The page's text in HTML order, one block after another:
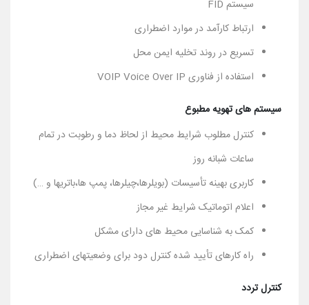
سیستم FID
ارتباط کارآمد در موارد اضطراری
تسریع در روند تخلیه ایمن محل
استفاده از فناوری VOIP Voice Over IP
سیستم های تهویه مطبوع
کنترل مطلوب شرایط محیط از لحاظ دما و رطوبت در تمام
ساعات شبانه روز
کاربری بهینه تأسیسات (بویلرها،چیلرها، پمپ ها،باتریها و …)
اعلام اتوماتیک شرایط غیر مجاز
کمک به شناسایی محیط های دارای مشکل
راه کارهای تأیید شده کنترل دود برای وضعیتهای اضطراری
کنترل تردد